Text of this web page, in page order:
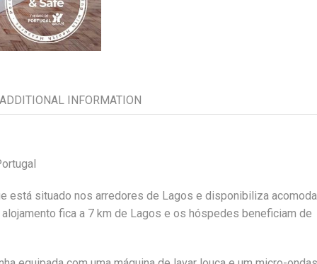
INFORMATION
está situado nos arredores de Lagos e disponibiliza
fica a 7 km de Lagos e os hóspedes beneficiam de